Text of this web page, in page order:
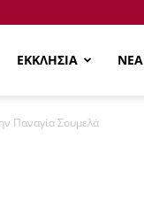
ΕΚΚΛΗΣΙΑ ΝΕΑ
Παναγία Σουμελά